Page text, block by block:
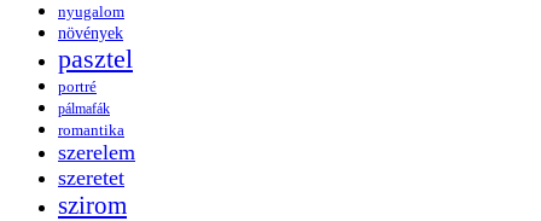
nyugalom
növények
pasztel
portré
pálmafák
romantika
szerelem
szeretet
szirom